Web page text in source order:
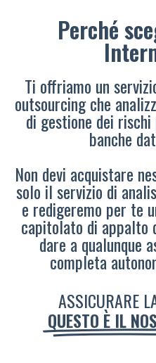
Perché
Ti offriamo un
outsourcing che
di gestione dei
banche
Non devi acquistare
solo il servizio di
e redigeremo per te
capitolato di appalto
dare a qualunque
completa
ASSICURARE
QUESTO È IL